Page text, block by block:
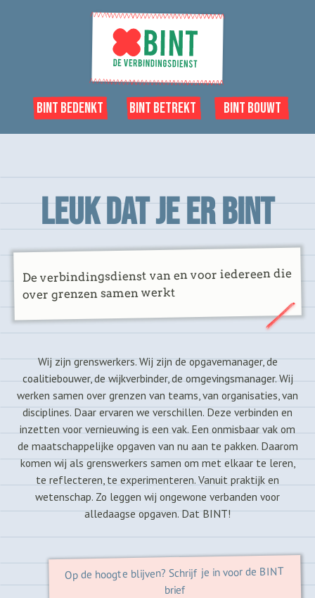
Bint Bedenkt Bint Betrekt Bint Bouwt
Leuk dat je er BINT
De verbindingsdienst van en voor iedereen die
over grenzen samen werkt
Wij zijn grenswerkers. Wij zijn de opgavemanager, de
coalitiebouwer, de wijkverbinder, de omgevingsmanager. Wij
werken samen over grenzen van teams, van organisaties, van
disciplines. Daar ervaren we verschillen. Deze verbinden en
inzetten voor vernieuwing is een vak. Een onmisbaar vak om
de maatschappelijke opgaven van nu aan te pakken. Daarom
komen wij als grenswerkers samen om met elkaar te leren,
te reflecteren, te experimenteren. Vanuit praktijk en
wetenschap. Zo leggen wij ongewone verbanden voor
alledaagse opgaven. Dat BINT!
Op de hoogte blijven? Schrijf je in voor de BINT
brief